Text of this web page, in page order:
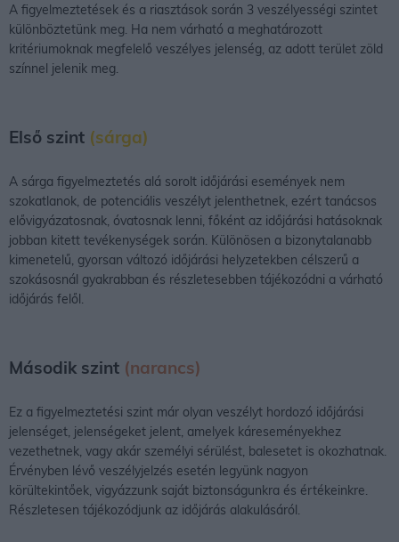
A figyelmeztetések és a riasztások során 3 veszélyességi szintet
különböztetünk meg. Ha nem várható a meghatározott
kritériumoknak megfelelő veszélyes jelenség, az adott terület zöld
színnel jelenik meg.
Első szint (sárga)
A sárga figyelmeztetés alá sorolt időjárási események nem
szokatlanok, de potenciális veszélyt jelenthetnek, ezért tanácsos
elővigyázatosnak, óvatosnak lenni, főként az időjárási hatásoknak
jobban kitett tevékenységek során. Különösen a bizonytalanabb
kimenetelű, gyorsan változó időjárási helyzetekben célszerű a
szokásosnál gyakrabban és részletesebben tájékozódni a várható
időjárás felől.
Második szint (narancs)
Ez a figyelmeztetési szint már olyan veszélyt hordozó időjárási
jelenséget, jelenségeket jelent, amelyek káreseményekhez
vezethetnek, vagy akár személyi sérülést, balesetet is okozhatnak.
Érvényben lévő veszélyjelzés esetén legyünk nagyon
körültekintőek, vigyázzunk saját biztonságunkra és értékeinkre.
Részletesen tájékozódjunk az időjárás alakulásáról.